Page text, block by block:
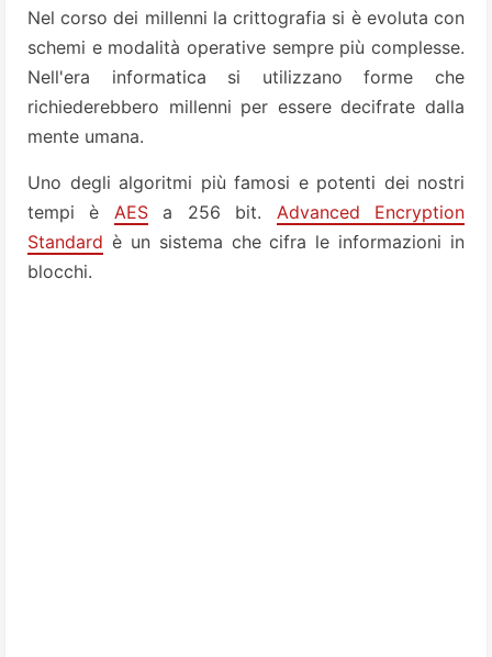
Nel corso dei millenni la crittografia si è evoluta con
schemi e modalità operative sempre più complesse.
Nell'era informatica si utilizzano forme che
richiederebbero millenni per essere decifrate dalla
mente umana.
Uno degli algoritmi più famosi e potenti dei nostri
tempi è AESa 256 bit. Advanced Encryption
Standard è un sistema che cifra le informazioni in
blocchi.